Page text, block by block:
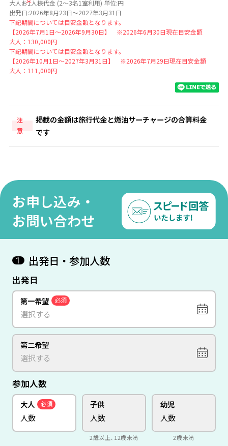
大人お1人様代金 (2～3名1室利用) 単位:円
出発日:2026年8月23日～2027年3月31日
下記期間については目安金額となります。
【2026年7月1日～2026年9月30日】 ※2026年6月30日現在目安金額
大人：130,000円
下記期間については目安金額となります。
【2026年10月1日～2027年3月31日】 ※2026年7月29日現在目安金額
大人：111,000円
注
意
掲載の金額は旅行代金と燃油サーチャージの合算料金
です
お申し込み・
お問い合わせ
1 出発日・参加人数
出発日
第一希望 必須
第二希望
参加人数
大人 必須 子供
2歳以上、12歳未満
幼児
2歳未満